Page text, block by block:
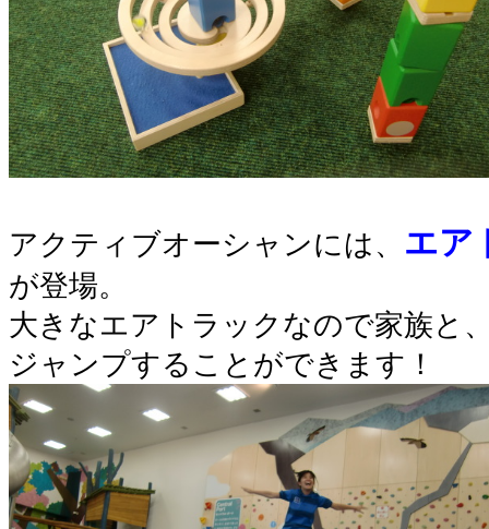
アクティブオーシャンには、 エア
が登場。
大きなエアトラックなので家族と
ジャンプすることができます！